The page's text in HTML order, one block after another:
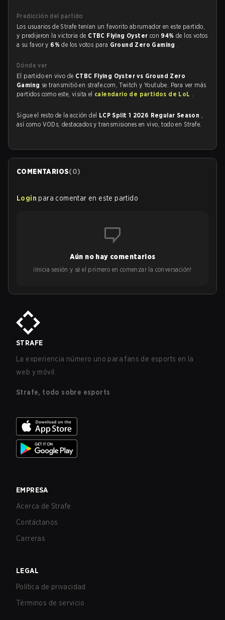
Predicción del partido
Los usuarios de Strafe tenían un favorito abrumador en este partido,
y predijeron la victoria de CTBC Flying Oyster con 94%de los votos
a su favor y 6%de los votos para Ground Zero Gaming .
Dónde ver
El partido en vivo de CTBC Flying Oyster vs Ground Zero
Gaming se transmitió en strafe.com, Twitch y Youtube. Para ver más
partidos como este, visita el calendario de partidos de LoL .
Sigue el resto de la acción del LCP Split 1 2026 Regular Season ,
así como VODs, destacados y transmisiones en vivo, todo en Strafe.
COMENTARIOS(0)
Login para comentar en este partido
Aún no hay comentarios
¡Inicia sesión y sé el primero en comenzar la conversación!
STRAFE
La experiencia número uno para fans de esports en la
web y móvil.
Strafe, todo sobre esports
EMPRESA
Acerca de Strafe
Contáctanos
Carreras
LEGAL
Política de privacidad
Términos de servicio